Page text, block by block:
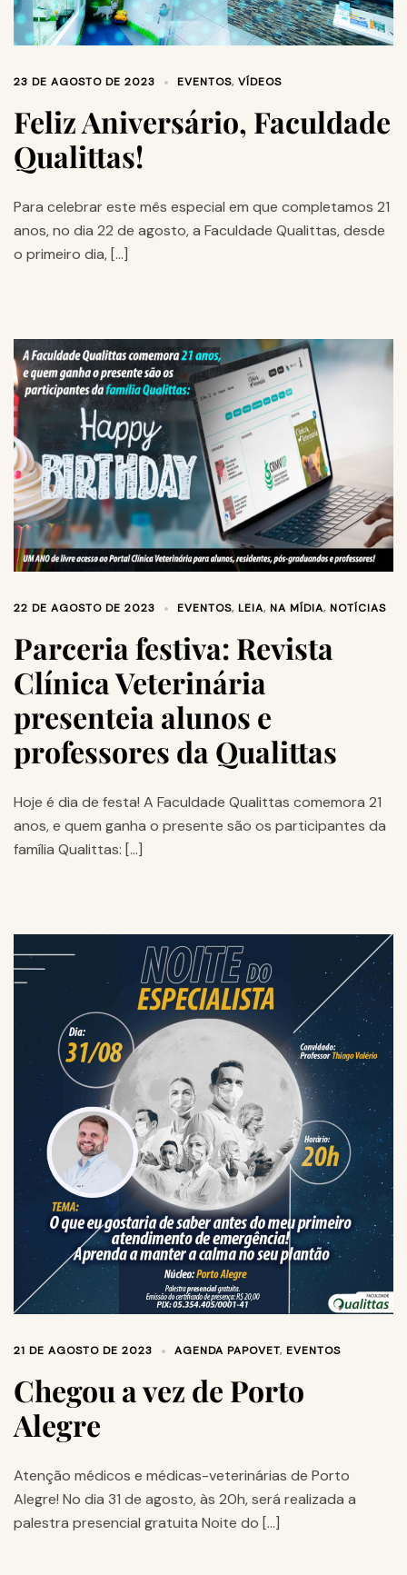
23 DE AGOSTO DE 2023 EVENTOS, VÍDEOS
Feliz Aniversário, Faculdade
Qualittas!
Para celebrar este mês especial em que completamos 21
anos, no dia 22 de agosto, a Faculdade Qualittas, desde
o primeiro dia, […]
22 DE AGOSTO DE 2023 EVENTOS, LEIA, NA MÍDIA, NOTÍCIAS
Parceria festiva: Revista
Clínica Veterinária
presenteia alunos e
professores da Qualittas
Hoje é dia de festa! A Faculdade Qualittas comemora 21
anos, e quem ganha o presente são os participantes da
família Qualittas: […]
21 DE AGOSTO DE 2023 AGENDA PAPOVET, EVENTOS
Chegou a vez de Porto
Alegre
Atenção médicos e médicas-veterinárias de Porto
Alegre! No dia 31 de agosto, às 20h, será realizada a
palestra presencial gratuita Noite do […]